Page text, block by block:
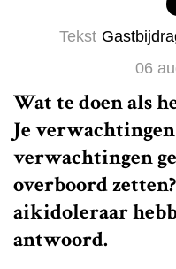
Tekst
06
Wat te doen als
Je
verwachtingen
overboord
aikidoleraar
antwoord.